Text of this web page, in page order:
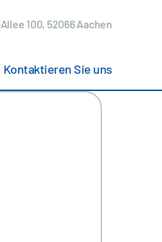
100, 52066 Aachen
Kontaktieren Sie uns